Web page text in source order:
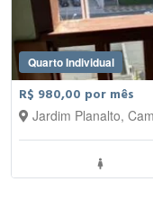
Quarto Individual
R$ 980,00 por mês
Jardim Planalto,